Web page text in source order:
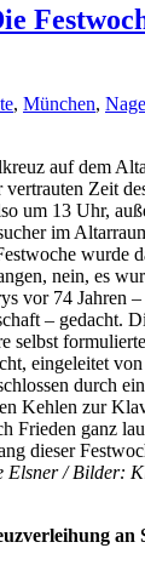
, München,
auf dem
vertrauten Zeit
um 13 Uhr,
im
wurde
nein, es
vor 74 Jahren
– gedacht.
selbst
eingeleitet
durch
Kehlen zur
Frieden ganz
dieser
Elsner / Bilder:
an